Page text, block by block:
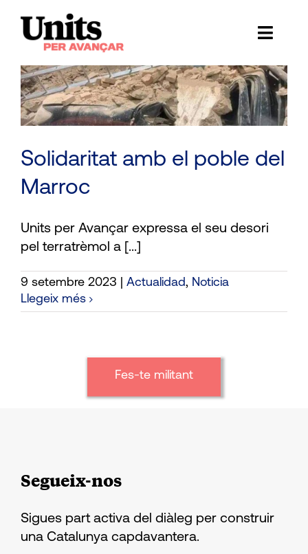
content
Cerca
Solidaritat amb el poble del
Marroc
Units per Avançar expressa el seu desori
pel terratrèmol a [...]
9 setembre 2023 Actualidad, Noticia
Llegeix més
Fes-te militant
Segueix-nos
Sigues part activa del diàleg per construir
una Catalunya capdavantera.